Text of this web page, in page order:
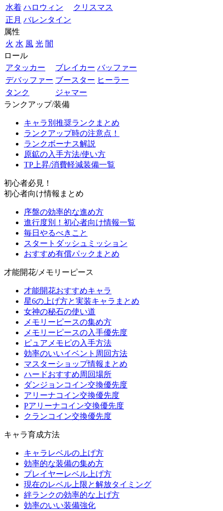
水着 ハロウィン
クリスマス
正月 バレンタイン
属性
火 水 風 光 闇
ロール
アタッカー
ブレイカー バッファー
デバッファー ブースター ヒーラー
タンク
ジャマー
ランクアップ/装備
キャラ別推奨ランクまとめ
ランクアップ時の注意点！
ランクボーナス解説
原鉱の入手方法/使い方
TP上昇/消費軽減装備一覧
初心者必見！
初心者向け情報まとめ
序盤の効率的な進め方
進行度別！初心者向け情報一覧
毎日やるべきこと
スタートダッシュミッション
おすすめ有償パックまとめ
才能開花/メモリーピース
才能開花おすすめキャラ
星6の上げ方と実装キャラまとめ
女神の秘石の使い道
メモリーピースの集め方
メモリーピースの入手優先度
ピュアメモピの入手方法
効率のいいイベント周回方法
マスターショップ情報まとめ
ハードおすすめ周回場所
ダンジョンコイン交換優先度
アリーナコイン交換優先度
Pアリーナコイン交換優先度
クランコイン交換優先度
キャラ育成方法
キャラレベルの上げ方
効率的な装備の集め方
プレイヤーレベル上げ方
現在のレベル上限と解放タイミング
絆ランクの効率的な上げ方
効率のいい装備強化